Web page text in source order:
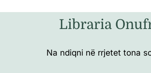
Libraria
Na ndiqni në rrjetet tona